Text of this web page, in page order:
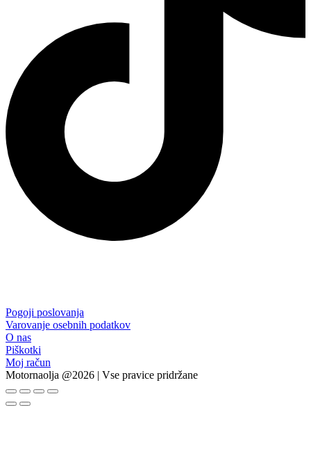
Pogoji poslovanja
Varovanje osebnih podatkov
O nas
Piškotki
Moj račun
Motornaolja @2026 | Vse pravice pridržane